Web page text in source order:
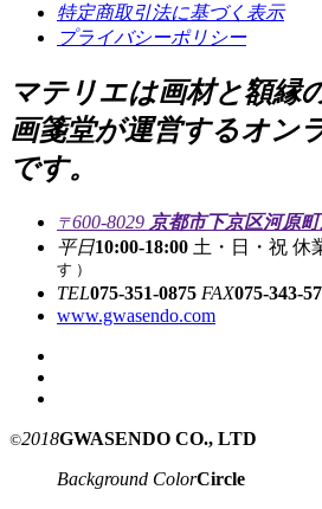
特定商取引法に基づく表示
プライバシーポリシー
マテリエは画材と額縁
画箋堂が運営するオン
です。
〒600-8029 京都市下京区河原
平日10:00-18:00 土・日・祝 休
す ）
TEL075-351-0875 FAX075-343-
www.gwasendo.com
©2018GWASENDO CO., LTD
Background ColorCircle